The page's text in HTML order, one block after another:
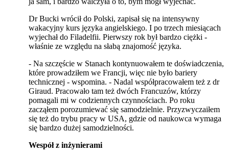
Dr Bucki wrócił do Polski, zapisał się na intensywny
wakacyjny kurs języka angielskiego. I po trzech miesiącach
wyjechał do Filadelfii. Pierwszy rok był bardzo ciężki -
właśnie ze względu na słabą znajomość języka.
- Na szczęście w Stanach kontynuowałem te doświadczenia,
które prowadziłem we Francji, więc nie było bariery
technicznej - wspomina. - Nadal współpracowałem też z dr
Giraud. Pracowało tam też dwóch Francuzów, którzy
pomagali mi w codziennych czynnościach. Po roku
zacząłem porozumiewać się samodzielnie. Przyzwyczaiłem
się też do trybu pracy w USA, gdzie od naukowca wymaga
się bardzo dużej samodzielności.
Wespół z inżynierami